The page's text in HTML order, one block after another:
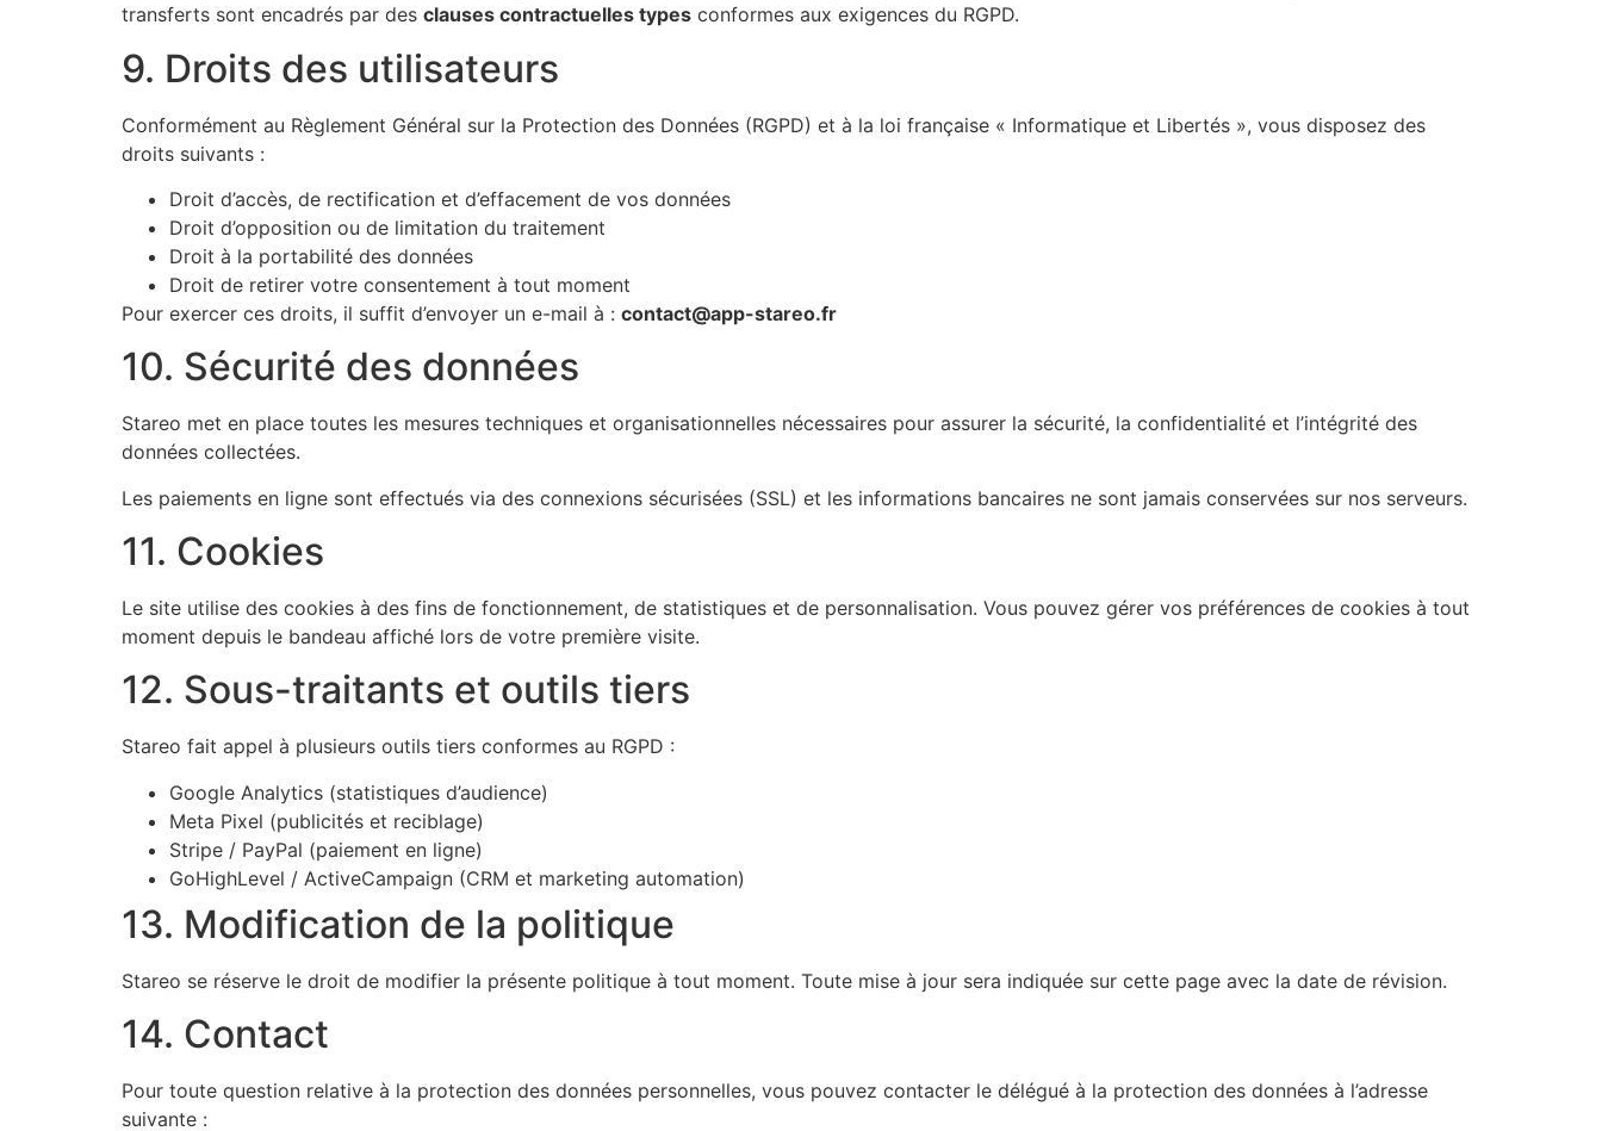
transferts sont encadrés par des clauses contractuelles types conformes aux exigences du RGPD.
9. Droits des utilisateurs
Conformément au Règlement Général sur la Protection des Données (RGPD) et à la loi française « Informatique et Libertés », vous disposez des
droits suivants :
Droit d’accès, de rectification et d’effacement de vos données
Droit d’opposition ou de limitation du traitement
Droit à la portabilité des données
Droit de retirer votre consentement à tout moment
Pour exercer ces droits, il suffit d’envoyer un e-mail à : contact@app-stareo.fr
10. Sécurité des données
Stareo met en place toutes les mesures techniques et organisationnelles nécessaires pour assurer la sécurité, la confidentialité et l’intégrité des
données collectées.
Les paiements en ligne sont effectués via des connexions sécurisées (SSL) et les informations bancaires ne sont jamais conservées sur nos serveurs.
11. Cookies
Le site utilise des cookies à des fins de fonctionnement, de statistiques et de personnalisation. Vous pouvez gérer vos préférences de cookies à tout
moment depuis le bandeau affiché lors de votre première visite.
12. Sous-traitants et outils tiers
Stareo fait appel à plusieurs outils tiers conformes au RGPD :
Google Analytics (statistiques d’audience)
Meta Pixel (publicités et reciblage)
Stripe / PayPal (paiement en ligne)
GoHighLevel / ActiveCampaign (CRM et marketing automation)
13. Modification de la politique
Stareo se réserve le droit de modifier la présente politique à tout moment. Toute mise à jour sera indiquée sur cette page avec la date de révision.
14. Contact
Pour toute question relative à la protection des données personnelles, vous pouvez contacter le délégué à la protection des données à l’adresse
suivante :